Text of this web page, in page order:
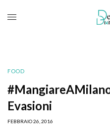
FOOD
Evasioni
FEBBRAIO 26, 2016